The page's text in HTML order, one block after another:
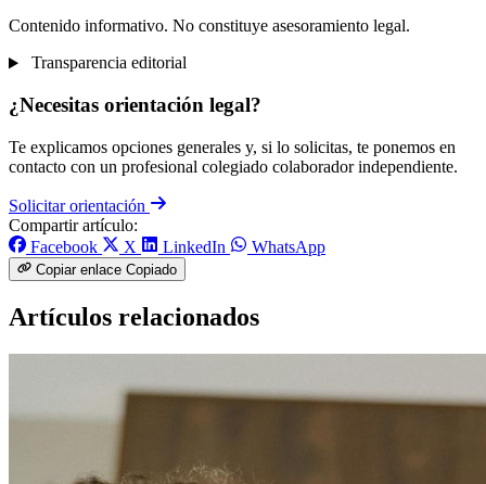
Contenido informativo. No constituye asesoramiento legal.
Transparencia editorial
¿Necesitas orientación legal?
Te explicamos opciones generales y, si lo solicitas, te ponemos en
contacto con un profesional colegiado colaborador independiente.
Solicitar orientación
Compartir artículo:
Facebook
X LinkedIn WhatsApp
Copiar enlace Copiado
Artículos relacionados